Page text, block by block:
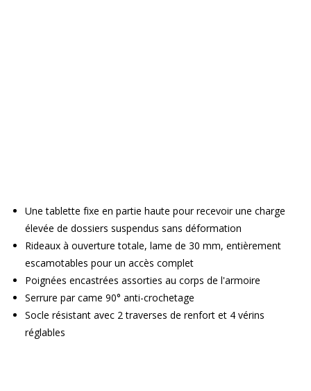
Une tablette fixe en partie haute pour recevoir une charge
élevée de dossiers suspendus sans déformation
Rideaux à ouverture totale, lame de 30 mm, entièrement
escamotables pour un accès complet
Poignées encastrées assorties au corps de l'armoire
Serrure par came 90° anti-crochetage
Socle résistant avec 2 traverses de renfort et 4 vérins
réglables